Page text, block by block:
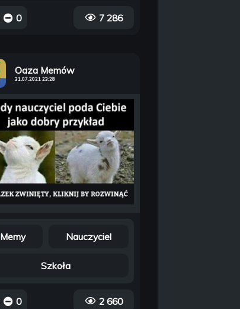
0 7 286
Oaza Memów
31.07.2021 23:28
Memy Nauczyciel
Szkoła
0 2 660